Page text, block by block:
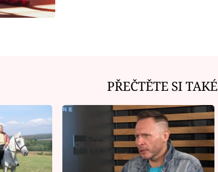
PŘEČTĚTE SI TAKÉ